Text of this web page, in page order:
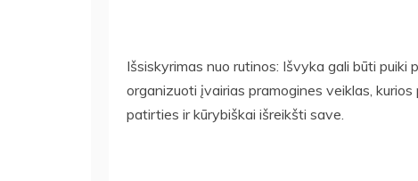
Išsiskyrimas nuo rutinos: Išvyka gali būti puiki
organizuoti įvairias pramogines veiklas,
patirties ir kūrybiškai išreikšti save.